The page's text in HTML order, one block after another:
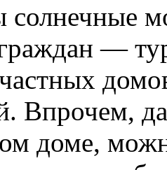
—
Впрочем,
доме,